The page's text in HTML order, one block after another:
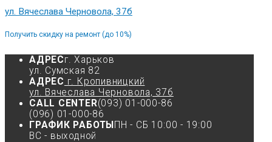
ул. Вячеслава Черновола, 37б
Получить скидку на ремонт (до 10%)
АДРЕСг. Харьков
ул. Сумская 82
АДРЕС г. Кропивницкий
ул. Вячеслава Черновола, 37б
CALL CENTER(093) 01-000-86
(096) 01-000-86
ГРАФИК РАБОТЫ ПН - СБ 10:00 - 19:00
ВС - выходной